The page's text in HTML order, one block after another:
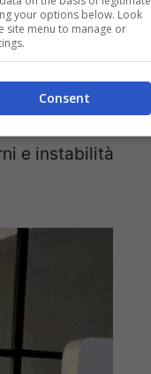
Fornitori
politica o
taglio della
la
e instabilità
your options below. Look
site menu to manage or
Consent